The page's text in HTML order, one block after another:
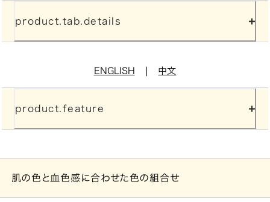
product.tab.details
ENGLISH 中文
product.feature
肌の色と血色感に合わせた色の組合せ